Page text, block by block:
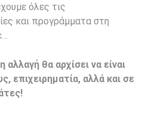
όλες τις
και προγράμματα στη
θα αρχίσει να είναι
επιχειρηματία, αλλά και σε